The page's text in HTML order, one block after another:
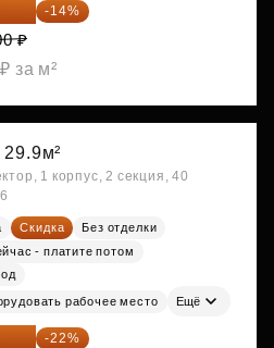
₽ -14%
₽
за м²
29.9м²
1 корпус, 2 секция, 40
Скидка
Без отделки
- платите потом
рабочее место Ещё
₽ -22%